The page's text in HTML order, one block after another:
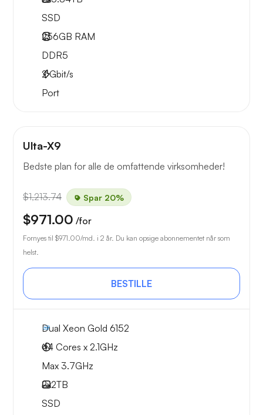
SSD
256GB RAM
DDR5
2Gbit/s
Port
Ulta-X9
Bedste plan for alle de omfattende virksomheder!
$1,213.74 Spar 20%
$971.00 /for
Fornyes til $971.00/md. i 2 år. Du kan opsige abonnementet når som
helst.
BESTILLE
Dual Xeon Gold 6152
44 Cores x 2.1GHz
Max 3.7GHz
2x2TB
SSD